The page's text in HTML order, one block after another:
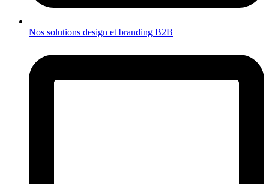
Nos solutions design et branding B2B